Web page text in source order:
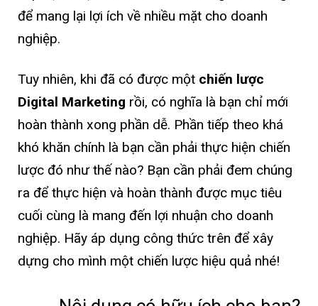
để mang lại lợi ích về nhiều mặt cho doanh
nghiệp.
Tuy nhiên, khi đã có được một chiến lược
Digital Marketing rồi, có nghĩa là bạn chỉ mới
hoàn thành xong phần dễ. Phần tiếp theo khá
khó khăn chính là bạn cần phải thực hiện chiến
lược đó như thế nào? Bạn cần phải đem chúng
ra để thực hiện và hoàn thành được mục tiêu
cuối cùng là mang đến lợi nhuận cho doanh
nghiệp. Hãy áp dụng công thức trên để xây
dựng cho mình một chiến lược hiệu quả nhé!